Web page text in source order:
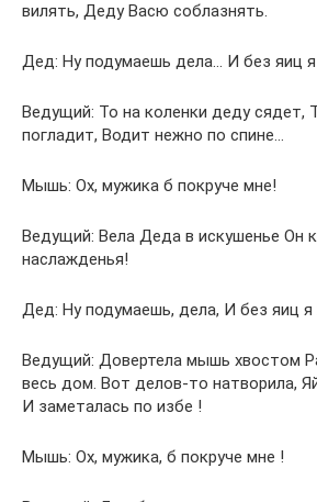
вилять, Деду Васю соблазнять.
Дед: Ну подумаешь дела… И без яиц я
Ведущий: То на коленки деду сядет,
погладит, Водит нежно по спине…
Мышь: Ох, мужика б покруче мне!
Ведущий: Вела Деда в искушенье Он
наслажденья!
Дед: Ну подумаешь, дела, И без яиц я
Ведущий: Довертела мышь хвостом
весь дом. Вот делов-то натворила,
И заметалась по избе !
Мышь: Ох, мужика, б покруче мне !